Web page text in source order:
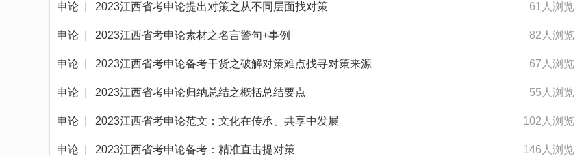
61人浏览
申论 2023江西省考申论提出对策之从不同层面找对策
82人浏览
申论 2023江西省考申论素材之名言警句+事例
67人浏览
申论 2023江西省考申论备考干货之破解对策难点找寻对策来源
55人浏览
申论 2023江西省考申论归纳总结之概括总结要点
102人浏览
申论 2023江西省考申论范文：文化在传承、共享中发展
146人浏览
申论 2023江西省考申论备考：精准直击提对策